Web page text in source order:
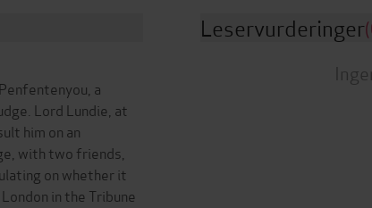
a
Lord Lundie, at
him on an
with two friends,
on whether it
in the Tribune
Leservurderinger